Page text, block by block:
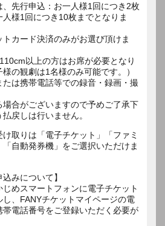
先行申込：お一人様1回につき2枚
人様1回につき10枚までとなりま
カード決済のみがお選び頂けま
以上の方はお席が必要となり
の観劇は1名様のみ可能です。）
は携帯電話等での録音・録画・撮
合がございますので予めご了承下
戻しは行いません。
取りは「電子チケット」「ファミ
「自動発券機」をご選択いただけま
みについて】
めスマートフォンに電子チケット
、FANYチケットマイページの電
電話番号をご登録いただく必要が